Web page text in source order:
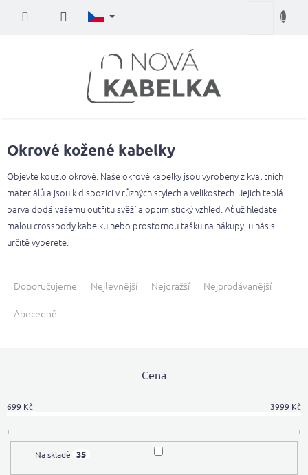
Nákupní
Okrové kožené kabelky
Objevte kouzlo okrové. Naše okrové kabelky jsou vyrobeny z kvalitních
materiálů a jsou k dispozici v různých stylech a velikostech. Jejich teplá
barva dodá vašemu outfitu svěží a optimistický vzhled. Ať už hledáte
malou crossbody kabelku nebo prostornou tašku na nákupy, u nás si
určitě vyberete.
d
k
Doporučujeme Nejlevnější Nejdražší
Nejprodávanější
Abecedně
Cena
699 Kč 3999 Kč
Na skladě 35